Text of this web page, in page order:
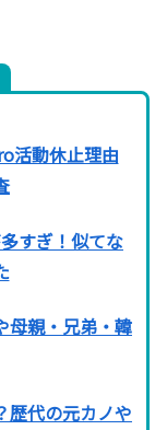
活動休止理由
すぎ！似てな
母親・兄弟・韓
歴代の元カノや